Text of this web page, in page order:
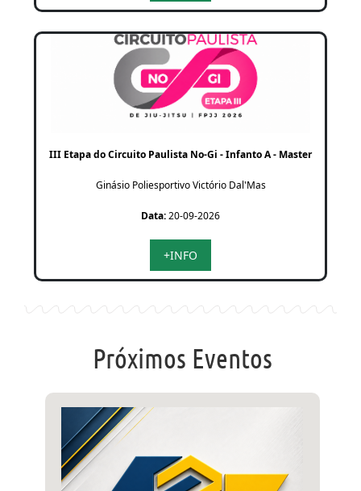
III Etapa do Circuito Paulista No-Gi - Infanto A - Master
Ginásio Poliesportivo Victório Dal'Mas
Data:20-09-2026
+INFO
Próximos Eventos